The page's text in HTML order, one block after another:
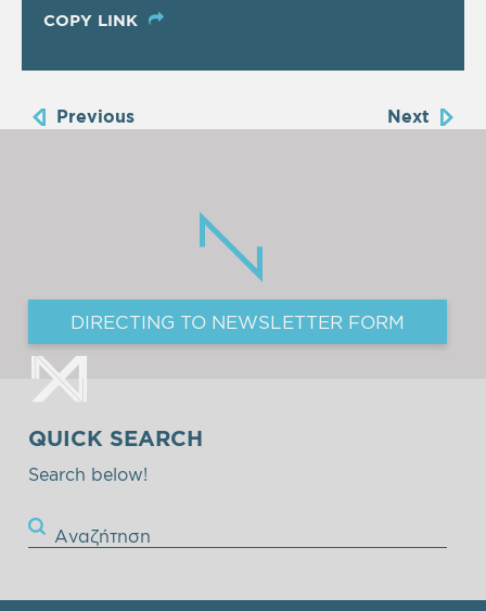
COPY LINK
Previous Next
DIRECTING TO NEWSLETTER FORM
QUICK SEARCH
Search below!
Αναζήτηση